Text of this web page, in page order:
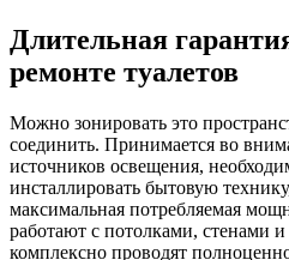
Длительная
ремонте туалетов
Можно зонировать это
соединить. Принимается во
источников освещения,
инсталлировать бытовую
максимальная потребляемая
работают с потолками, стенами
комплексно проводят